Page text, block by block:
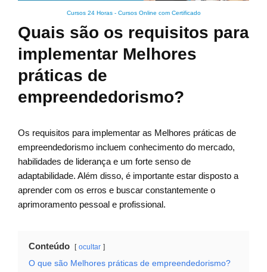
Cursos 24 Horas - Cursos Online com Certificado
Quais são os requisitos para
implementar Melhores
práticas de
empreendedorismo?
Os requisitos para implementar as Melhores práticas de
empreendedorismo incluem conhecimento do mercado,
habilidades de liderança e um forte senso de
adaptabilidade. Além disso, é importante estar disposto a
aprender com os erros e buscar constantemente o
aprimoramento pessoal e profissional.
Conteúdo ocultar
O que são Melhores práticas de empreendedorismo?